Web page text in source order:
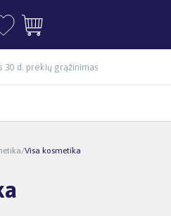
30 d. prekių grąžinimas
/Visa kosmetika